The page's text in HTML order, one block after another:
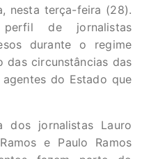
nesta terça-feira (28).
de jornalistas
durante o regime
das circunstâncias das
do Estado que
jornalistas Lauro
e Paulo Ramos